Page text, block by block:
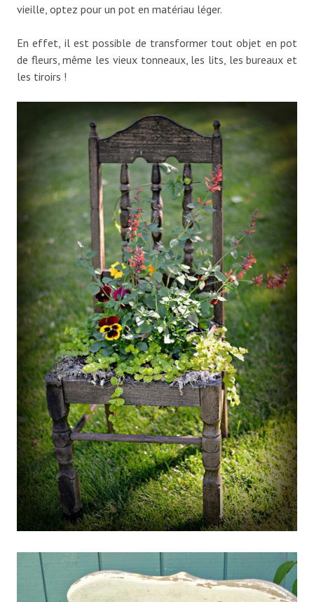
vieille, optez pour un pot en matériau léger.
En effet, il est possible de transformer tout objet en pot
de fleurs, même les vieux tonneaux, les lits, les bureaux et
les tiroirs !